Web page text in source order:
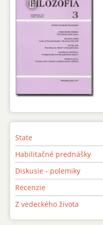
State
Habilitačné prednášky
Diskusie - polemiky
Recenzie
Z vedeckého života